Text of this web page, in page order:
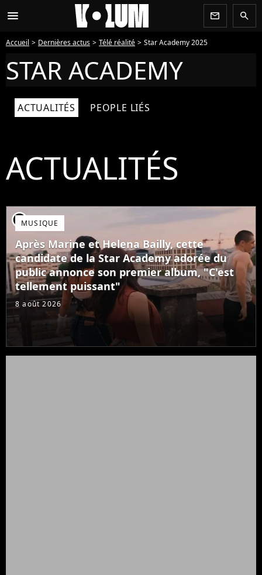
menu newsletter search
Accueil Dernières actus Télé réalité Star Academy 2025
STAR ACADEMY
ACTUALITÉS PEOPLE LIÉS
ACTUALITÉS
player2MUSIQUE
Après Marine et Helena Bailly, cette
candidate de la Star Academy adorée du
public annonce son premier album, "C'est
tellement puissant"
8 août 2026